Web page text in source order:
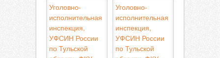
Уголовно-
исполнительная
инспекция,
УФСИН России
по Тульской
Уголовно-
исполнительная
инспекция,
УФСИН России
по Тульской